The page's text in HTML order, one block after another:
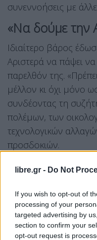
libre.gr - Do Not
If you wish to opt-out of
processing of your
targeted advertising by
section to confirm your
opt-out request is
συνεννοήσεις με
«Να δούμε την
Ιδιαίτερο βάρος
Αριστερά να πάψει
παρελθόν της.
μέλλον κι όχι μόνο
συνδέοντας τη
πολέμων, των
τεχνολογικών
προσδοκιών.
Το αν το εγχείρημα
προεξοφλεί. «Δεν το
Ο ΣΥΡΙΖΑ και ο
Για τον ΣΥΡΙΖΑ, ο